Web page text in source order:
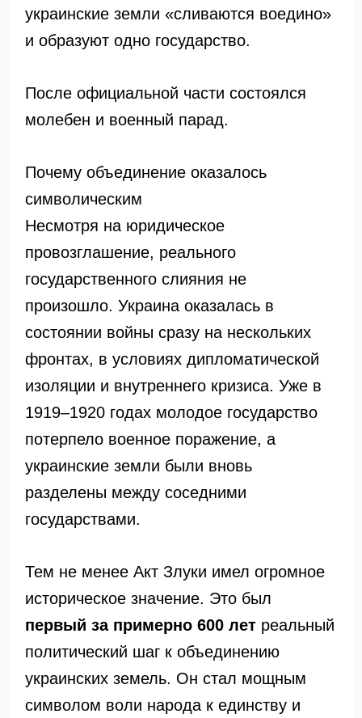
украинские земли «сливаются воедино»
и образуют одно государство.
После официальной части состоялся
молебен и военный парад.
Почему объединение оказалось
символическим
Несмотря на юридическое
провозглашение, реального
государственного слияния не
произошло. Украина оказалась в
состоянии войны сразу на нескольких
фронтах, в условиях дипломатической
изоляции и внутреннего кризиса. Уже в
1919–1920 годах молодое государство
потерпело военное поражение, а
украинские земли были вновь
разделены между соседними
государствами.
Тем не менее Акт Злуки имел огромное
историческое значение. Это был
первый за примерно 600 летреальный
политический шаг к объединению
украинских земель. Он стал мощным
символом воли народа к единству и